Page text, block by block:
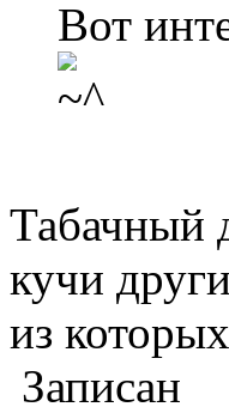
Вот
Табачный
кучи
из
Записан